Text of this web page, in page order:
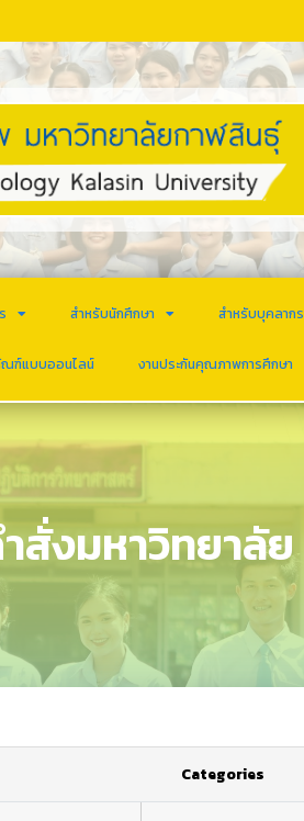
สำหรับนักศึกษา สำหรับบุคลากร
ฑ์แบบออนไลน์ งานประกันคุณภาพการศึกษา
สั่งมหาวิทยาลัย
Categories